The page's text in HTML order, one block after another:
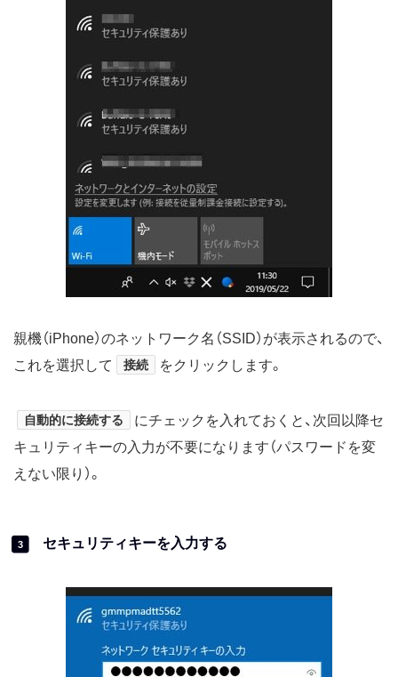
親機（iPhone）のネットワーク名（SSID）が表示されるので、
これを選択して
接続 をクリックします。
自動的に接続する
にチェックを入れておくと、次回以降セ
キュリティキーの入力が不要になります（パスワードを変
えない限り）。
3 セキュリティキーを入力する